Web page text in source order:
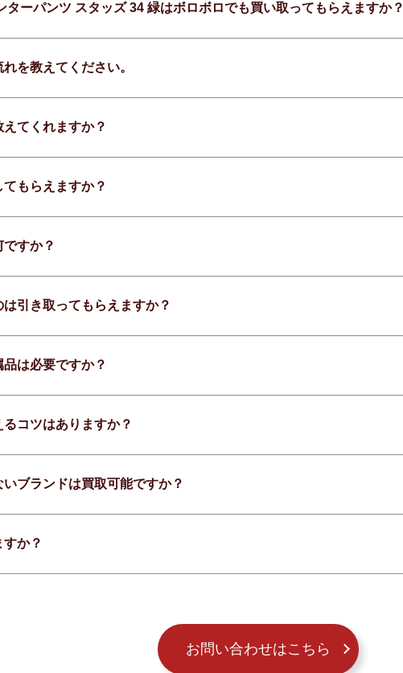
ターパンツ スタッズ 34 緑はボロボロでも買い取ってもらえますか？
を教えてください。
てくれますか？
もらえますか？
すか？
引き取ってもらえますか？
は必要ですか？
コツはありますか？
ブランドは買取可能ですか？
か？
お問い合わせはこちら